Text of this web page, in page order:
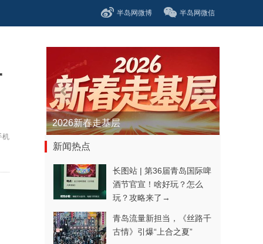
半岛网微博 半岛网微信
机
青春逐梦正当时——聚焦2026年中...
新闻热点
长图站 | 第36届青岛国际啤
酒节官宣！啥好玩？怎么
玩？攻略来了→
青岛流量新担当，《丝路千
古情》引爆“上合之夏”